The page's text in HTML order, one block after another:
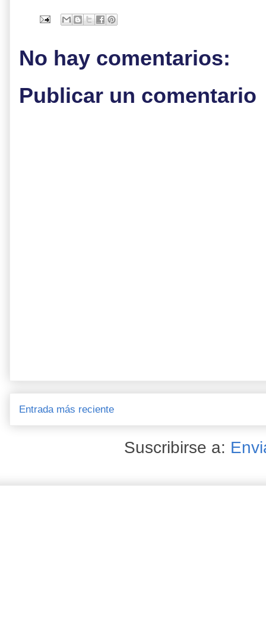
No hay comentarios:
Publicar un comentario
Entrada más reciente
Suscribirse a: